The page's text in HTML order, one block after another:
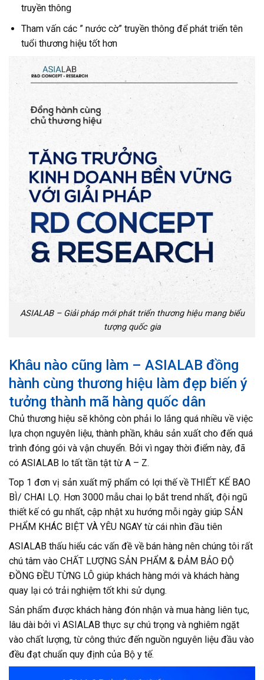
truyền thông
Tham vấn các ” nước cờ” truyền thông để phát triển tên
tuổi thương hiệu tốt hơn
ASIALAB – Giải pháp mới phát triển thương hiệu mang biểu
tượng quốc gia
Khâu nào cũng làm – ASIALAB đồng
hành cùng thương hiệu làm đẹp biến ý
tưởng thành mã hàng quốc dân
Chủ thương hiệu sẽ không còn phải lo lắng quá nhiều về việc
lựa chọn nguyên liệu, thành phần, khâu sản xuất cho đến quá
trình đóng gói và vận chuyển. Bởi vì ngay thời điểm này, đã
có ASIALAB lo tất tần tật từ A – Z.
Top 1 đơn vị sản xuất mỹ phẩm có lợi thế về THIẾT KẾ BAO
BÌ/ CHAI LỌ. Hơn 3000 mẫu chai lọ bắt trend nhất, đội ngũ
thiết kế có gu nhất, cập nhật xu hướng mỗi ngày giúp SẢN
PHẨM KHÁC BIỆT VÀ YÊU NGAY từ cái nhìn đầu tiên
ASIALAB thấu hiểu các vấn đề về bán hàng nên chúng tôi rất
chú tâm vào CHẤT LƯỢNG SẢN PHẨM & ĐẢM BẢO ĐỘ
ĐỒNG ĐỀU TỪNG LÔ giúp khách hàng mới và khách hàng
quay lại có trải nghiệm tốt khi sử dụng.
Sản phẩm được khách hàng đón nhận và mua hàng liên tục,
lâu dài bởi vì ASIALAB thực sự chú trọng và nghiêm ngặt
vào chất lượng, từ công thức đến nguồn nguyên liệu đầu vào
đều đạt chuẩn quy định của Bộ y tế.